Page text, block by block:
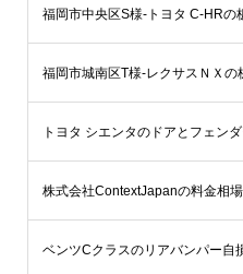
福岡市中央区S様-トヨタ C-HRの